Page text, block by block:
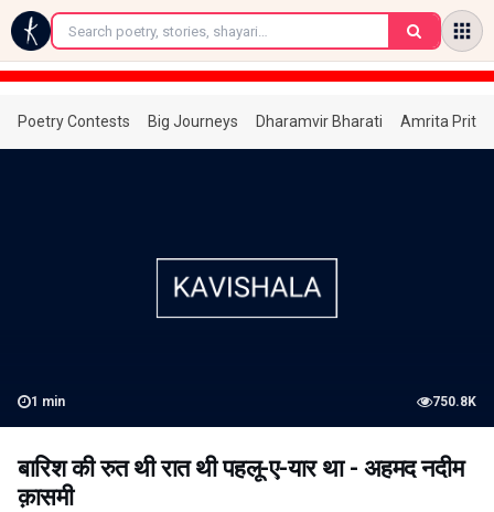
←
Poetry Contests Big Journeys Dharamvir Bharati Amrita
1 min 750.8K
बारिश की रुत थी रात थी पहलू-ए-यार था - अहमद नदीम
क़ासमी